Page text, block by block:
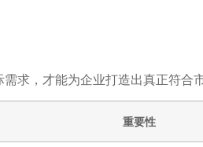
求，才能为企业打造出真正符合
重要性